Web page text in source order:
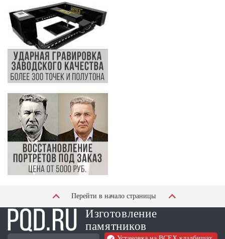
Перейти в начало страницы
Изготовление
памятников